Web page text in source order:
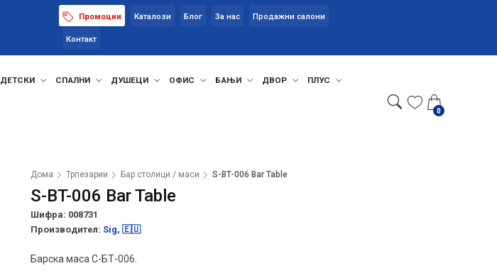
Промоции Каталози Блог За нас Продажни салони
Контакт
ДЕТСКИ СПАЛНИ ДУШЕЦИ ОФИС БАЊИ ДВОР ПЛУС
0
Дома Трпезарии Бар столици / маси S-BT-006 Bar Table
S-BT-006 Bar Table
Шифра: 008731
Производител: Sig, 🇪🇺
Барска маса С-БТ-006.